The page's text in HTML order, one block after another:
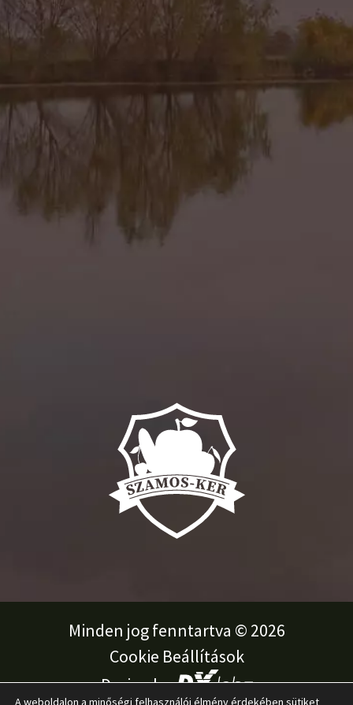
Minden jog fenntartva © 2026
Cookie Beállítások
Design by
A weboldalon a minőségi felhasználói élmény érdekében sütiket